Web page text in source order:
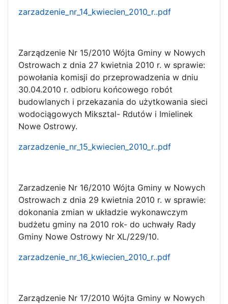
zarzadzenie_nr_14_kwiecien_2010_r..pdf
Zarządzenie Nr 15/2010 Wójta Gminy w Nowych
Ostrowach z dnia 27 kwietnia 2010 r. w sprawie:
powołania komisji do przeprowadzenia w dniu
30.04.2010 r. odbioru końcowego robót
budowlanych i przekazania do użytkowania sieci
wodociągowych Miksztal- Rdutów i Imielinek
Nowe Ostrowy.
zarzadzenie_nr_15_kwiecien_2010_r..pdf
Zarzadzenie Nr 16/2010 Wójta Gminy w Nowych
Ostrowach z dnia 29 kwietnia 2010 r. w sprawie:
dokonania zmian w układzie wykonawczym
budżetu gminy na 2010 rok- do uchwały Rady
Gminy Nowe Ostrowy Nr XL/229/10.
zarzadzenie_nr_16_kwiecien_2010_r..pdf
Zarządzenie Nr 17/2010 Wójta Gminy w Nowych